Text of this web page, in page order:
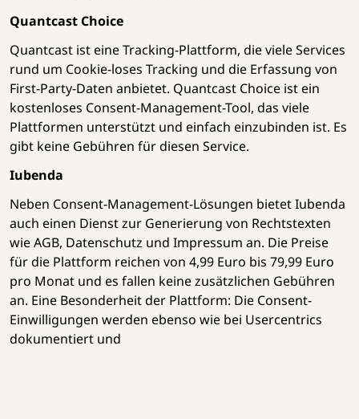
Quantcast Choice
Quantcast ist eine Tracking-Plattform, die viele Services
rund um Cookie-loses Tracking und die Erfassung von
First-Party-Daten anbietet. Quantcast Choice ist ein
kostenloses Consent-Management-Tool, das viele
Plattformen unterstützt und einfach einzubinden ist. Es
gibt keine Gebühren für diesen Service.
Iubenda
Neben Consent-Management-Lösungen bietet Iubenda
auch einen Dienst zur Generierung von Rechtstexten
wie AGB, Datenschutz und Impressum an. Die Preise
für die Plattform reichen von 4,99 Euro bis 79,99 Euro
pro Monat und es fallen keine zusätzlichen Gebühren
an. Eine Besonderheit der Plattform: Die Consent-
Einwilligungen werden ebenso wie bei Usercentrics
dokumentiert und